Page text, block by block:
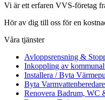
Vi är ett erfaren VVS-företag
Hör av dig till oss för en
Våra tjänster
Avloppsrensning &
Inkoppling av
Installera / Byta
Byta Varmvattenberedare
Renovera Badrum, WC